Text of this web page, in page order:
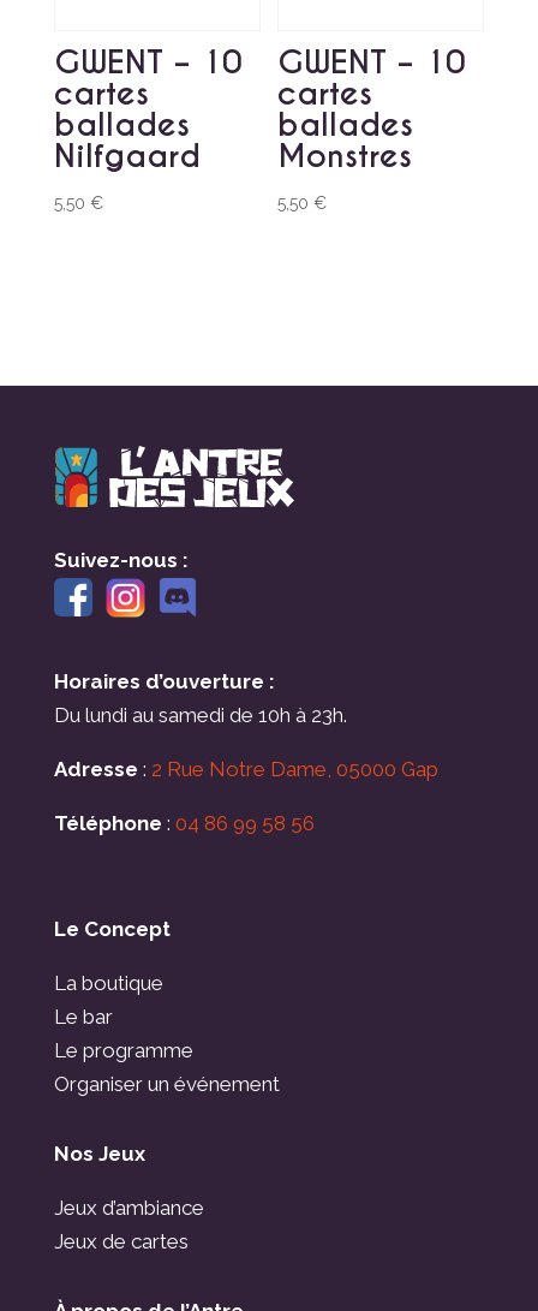
GWENT – 10
cartes
ballades
Nilfgaard
5,50 €
GWENT – 10
cartes
ballades
Monstres
5,50€
Suivez-nous :
Horaires d’ouverture :
Du lundi au samedi de 10h à 23h.
Adresse : 2 Rue Notre Dame, 05000 Gap
Téléphone : 04 86 99 58 56
Le Concept
La boutique
Le bar
Le programme
Organiser un événement
Nos Jeux
Jeux d’ambiance
Jeux de cartes